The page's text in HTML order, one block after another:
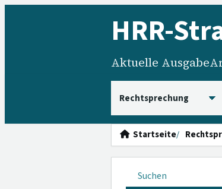
HRR-
Aktuelle Ausgabe
Startseite
Suchen